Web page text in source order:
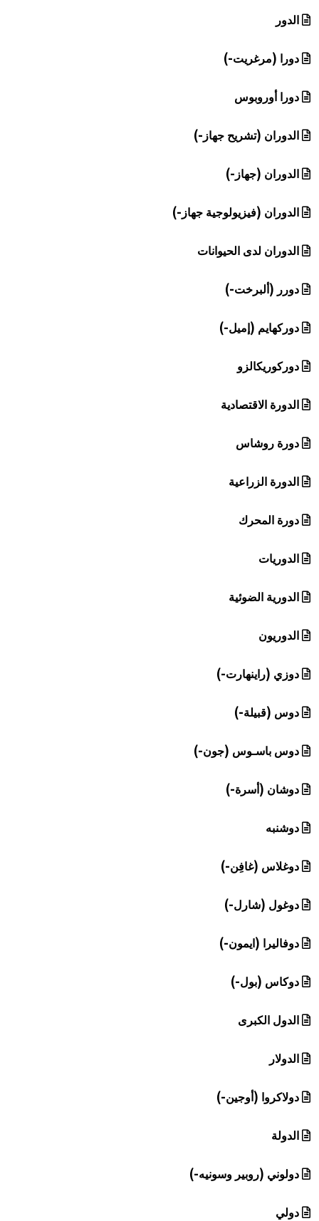
الدور
دورا (مرغريت-)
دورا أوروبوس
الدوران (تشريح جهاز-)
الدوران (جهاز-)
الدوران (فيزيولوجية جهاز-)
الدوران لدى الحيوانات
دورر (ألبرخت-)
دوركهايم (إميل-)
دوركوريكالزو
الدورة الاقتصادية
دورة روشاس
الدورة الزراعية
دورة المحرك
الدوريات
الدورية الضوئية
الدوريون
دوزي (راينهارت-)
دوس (قبيلة-)
دوس باسـوس (جون-)
دوشان (أسرة-)
دوشنبه
دوغلاس (غافِن-)
دوغول (شارل-)
دوفاليرا (ايمون-)
دوكاس (بول-)
الدول الكبرى
الدولار
دولاكروا (أوجين-)
الدولة
دولوني (روبير وسونيه-)
دولي